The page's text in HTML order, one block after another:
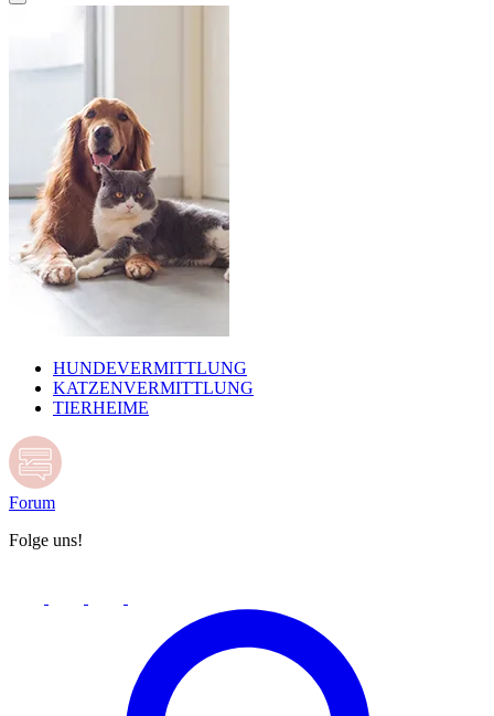
HUNDEVERMITTLUNG
KATZENVERMITTLUNG
TIERHEIME
Forum
Folge uns!